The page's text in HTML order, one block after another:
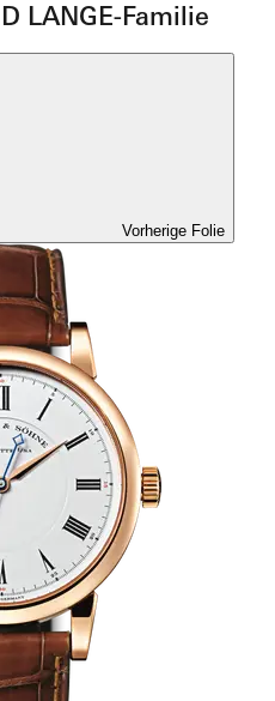
LANGE-Familie
Vorherige Folie